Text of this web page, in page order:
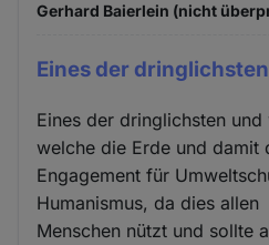
Gerhard Baierlein (nicht
Eines der
Eines der dringlichsten
welche die Erde und damit
Engagement für
Humanismus, da dies allen
Menschen nützt und sollte